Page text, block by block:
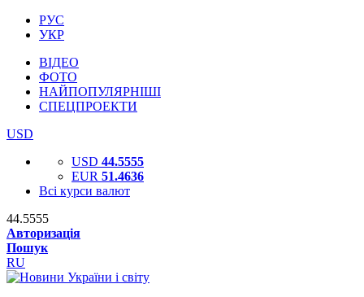
РУС
УКР
ВІДЕО
ФОТО
НАЙПОПУЛЯРНІШІ
СПЕЦПРОЕКТИ
USD
USD 44.5555
EUR 51.4636
Всі курси валют
44.5555
Авторизація
Пошук
RU